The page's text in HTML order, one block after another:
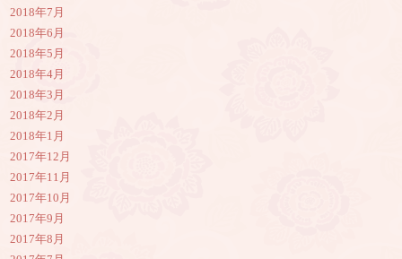
2018年7月
2018年6月
2018年5月
2018年4月
2018年3月
2018年2月
2018年1月
2017年12月
2017年11月
2017年10月
2017年9月
2017年8月